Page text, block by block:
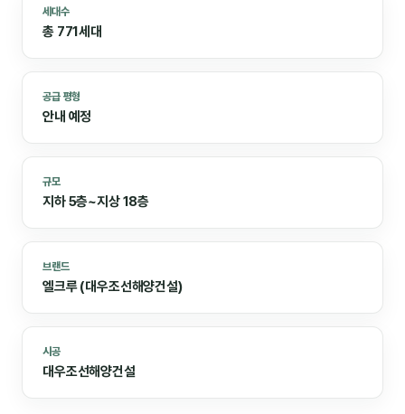
세대수
총 771세대
공급 평형
안내 예정
규모
지하 5층~지상 18층
브랜드
엘크루 (대우조선해양건설)
시공
대우조선해양건설